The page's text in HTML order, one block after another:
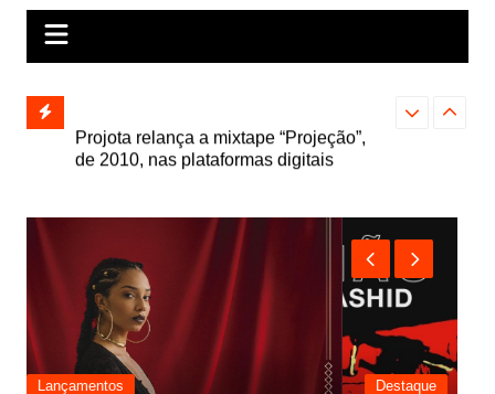
e abre
autoral,
de 2010, nas plataformas digitais
Farofa
Destaque Lançamentos